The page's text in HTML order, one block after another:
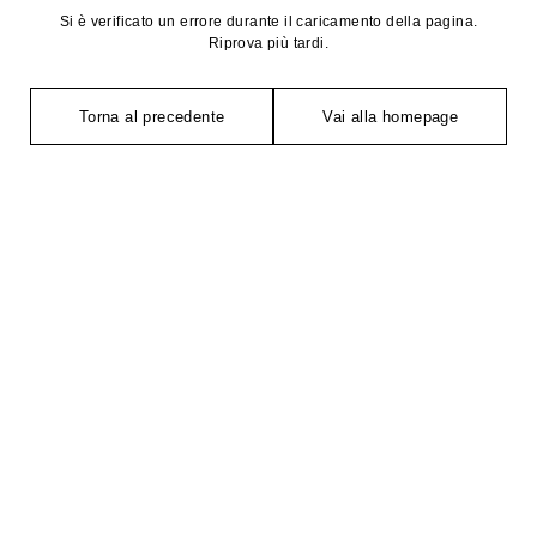
Si è verificato un errore durante il caricamento della pagina.
Riprova più tardi.
Torna al precedente Vai alla homepage